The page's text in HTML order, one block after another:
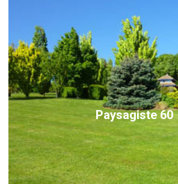
Paysagiste 60